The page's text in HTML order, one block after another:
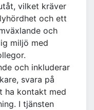
vilket kräver
och ett
och
miljö med
och inkluderar
svara på
ha kontakt med
I tjänsten